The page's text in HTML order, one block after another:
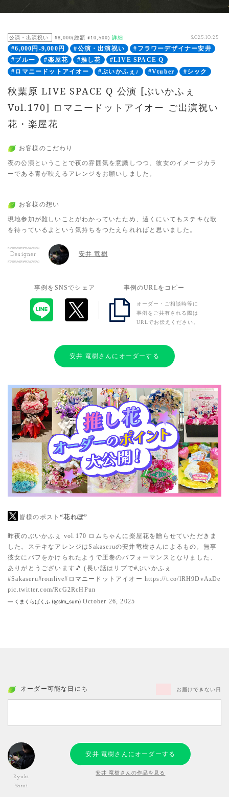
公演・出演祝い ¥8,000(総額 ¥10,500) 詳細 2025.10.25
#6,000円-9,000円 #公演・出演祝い
#フラワーデザイナー安井
#ブルー
#楽屋花 #推し花
#LIVE SPACE Q
#ロマニードットアイオー
#ぶいかふぇ♪ #Vtuber #シック
秋葉原 LIVE SPACE Q 公演 [ぶいかふぇ
Vol.170] ロマニードットアイオー ご出演祝い
花・楽屋花
お客様のこだわり
夜の公演ということで夜の雰囲気を意識しつつ、彼女のイメージカラ
ーである青が映えるアレンジをお願いしました。
お客様の想い
現地参加が難しいことがわかっていたため、遠くにいてもステキな歌
を待っているよという気持ちをつたえられればと思いました。
Designer 安井 竜樹
事例をSNSでシェア 事例のURLをコピー
オーダー・ご相談時等に
事例をご共有される際は
URLでお伝えください。
安井 竜樹さんにオーダーする
皆様のポスト“花れぽ”
昨夜のぶいかふぇ vol.170 ロムちゃんに楽屋花を贈らせていただきま
した。ステキなアレンジはSakaseruの安井竜樹さんによるもの。無事
彼女にバフをかけられたようで圧巻のパフォーマンスとなりました、
ありがとうございます🎵 (長い話はリプで#ぶいかふぇ
#Sakaseru#romlive#ロマニードットアイオー https://t.co/lRH9DvAzDe
pic.twitter.com/RcG2RcHPun
— くまくらばくふ (@slm_sum) October 26, 2025
オーダー可能な日にち お届けできない日
Ryuki
Yasui
安井 竜樹さんにオーダーする
安井 竜樹さんの作品を見る